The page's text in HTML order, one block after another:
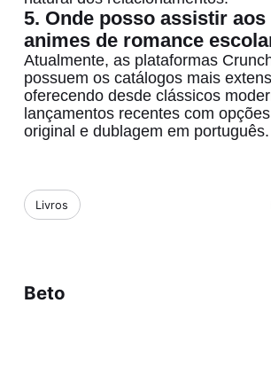
5. Onde posso assistir
animes de romance
Atualmente, as plataformas
possuem os catálogos mais
oferecendo desde clássicos
lançamentos recentes com
original e dublagem em português.
Livros
Beto